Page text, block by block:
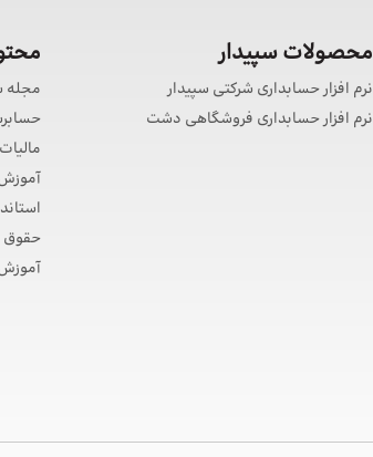
محصولات سپیدار
نرم افزار حسابداری شرکتی سپیدار
نرم افزار حسابداری فروشگاهی دشت
مجله
حقوق